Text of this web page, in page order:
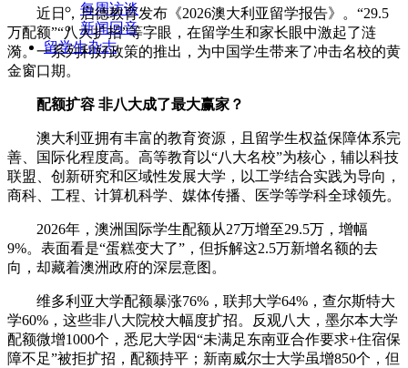
每周访谈
新闻回音
留学生杂志
近日，启德教育发布《2026澳大利亚留学报告》。“29.5
万配额”“八大扩招”等字眼，在留学生和家长眼中激起了涟
漪。一系列利好政策的推出，为中国学生带来了冲击名校的黄
金窗口期。
配额扩容 非八大成了最大赢家？
澳大利亚拥有丰富的教育资源，且留学生权益保障体系完
善、国际化程度高。高等教育以“八大名校”为核心，辅以科技
联盟、创新研究和区域性发展大学，以工学结合实践为导向，
商科、工程、计算机科学、媒体传播、医学等学科全球领先。
2026年，澳洲国际学生配额从27万增至29.5万，增幅
9%。表面看是“蛋糕变大了”，但拆解这2.5万新增名额的去
向，却藏着澳洲政府的深层意图。
维多利亚大学配额暴涨76%，联邦大学64%，查尔斯特大
学60%，这些非八大院校大幅度扩招。反观八大，墨尔本大学
配额微增1000个，悉尼大学因“未满足东南亚合作要求+住宿保
障不足”被拒扩招，配额持平；新南威尔士大学虽增850个，但